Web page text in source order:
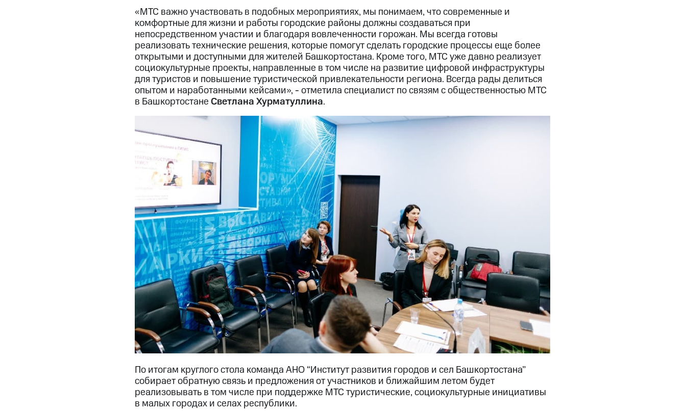
«МТС важно участвовать в подобных мероприятиях, мы понимаем, что современные и
комфортные для жизни и работы городские районы должны создаваться при
непосредственном участии и благодаря вовлеченности горожан. Мы всегда готовы
реализовать технические решения, которые помогут сделать городские процессы еще более
открытыми и доступными для жителей Башкортостана. Кроме того, МТС уже давно реализует
социокультурные проекты, направленные в том числе на развитие цифровой инфраструктуры
для туристов и повышение туристической привлекательности региона. Всегда рады делиться
опытом и наработанными кейсами», - отметила специалист по связям с общественностью МТС
в БашкортостанеСветлана Хурматуллина.
По итогам круглого стола команда АНО “Институт развития городов и сел Башкортостана”
собирает обратную связь и предложения от участников и ближайшим летом будет
реализовывать в том числе при поддержке МТС туристические, социокультурные инициативы
в малых городах и селах республики.